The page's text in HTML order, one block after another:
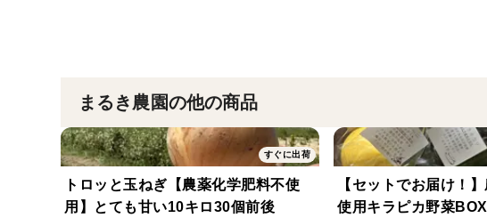
まるき農園の他の商品
すぐに出荷
トロッと玉ねぎ【農薬化学肥料不使
用】とても甘い10キロ30個前後
【セットでお届け！
使用キラピカ野菜